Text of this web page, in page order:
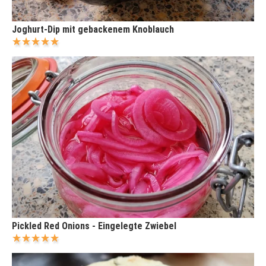
Joghurt-Dip mit gebackenem Knoblauch
Pickled Red Onions - Eingelegte Zwiebel